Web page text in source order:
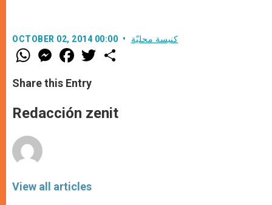
OCTOBER 02, 2014 00:00 كنيسة محليّة
W
h
t
s
p
p
M
e
s
e
g
e
F
a
e
b
o
k
w
r
Share this Entry
Redacción zenit
View all articles